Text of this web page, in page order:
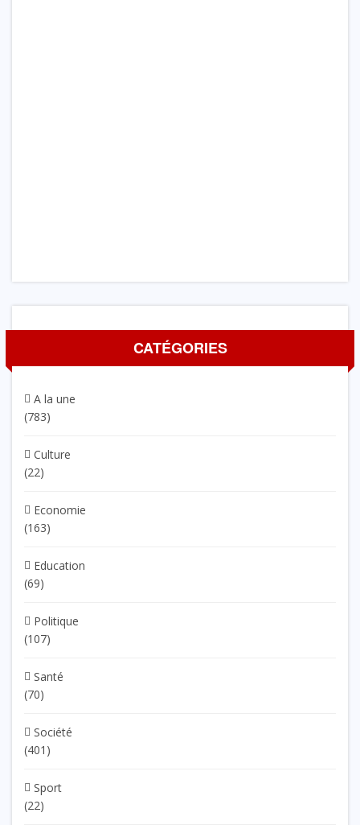
CATÉGORIES
A la une
(783)
Culture
(22)
Economie
(163)
Education
(69)
Politique
(107)
Santé
(70)
Société
(401)
Sport
(22)